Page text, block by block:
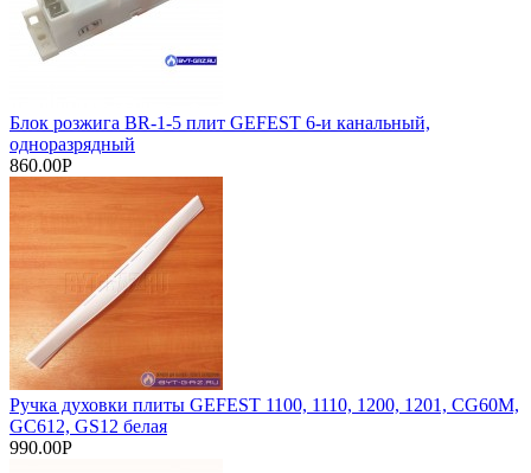
Блок розжига BR-1-5 плит GEFEST 6-и канальный,
одноразрядный
860.00Р
Ручка духовки плиты GEFEST 1100, 1110, 1200, 1201, CG60M,
GC612, GS12 белая
990.00Р